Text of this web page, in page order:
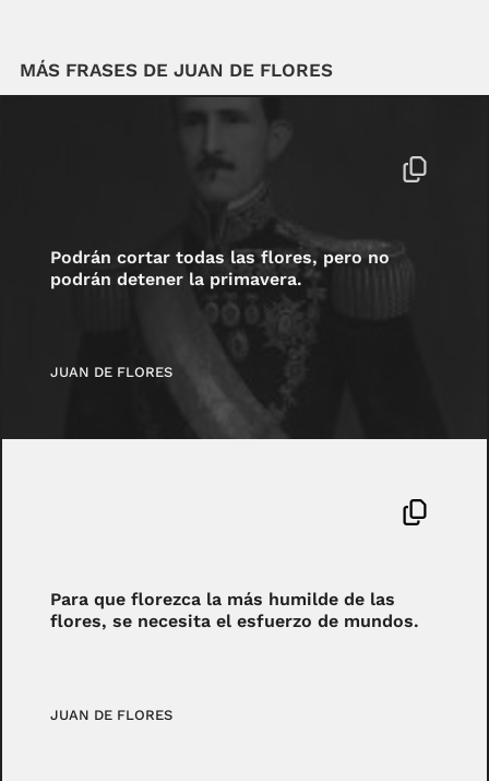
MÁS FRASES DE JUAN DE FLORES
Podrán cortar todas las flores, pero no
podrán detener la primavera.
JUAN DE FLORES
Para que florezca la más humilde de las
flores, se necesita el esfuerzo de mundos.
JUAN DE FLORES